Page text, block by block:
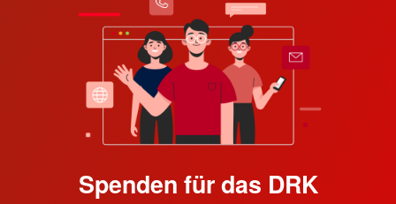
Spenden für das DRK